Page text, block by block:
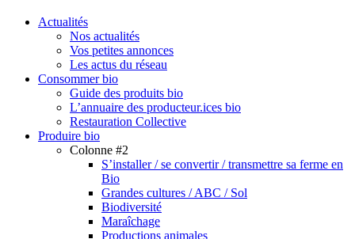
Close
Actualités
Nos actualités
Vos petites annonces
Les actus du réseau
Consommer bio
Guide des produits bio
L’annuaire des producteur.ices bio
Restauration Collective
Produire bio
Colonne #2
S’installer / se convertir / transmettre sa ferme en
Bio
Grandes cultures / ABC / Sol
Biodiversité
Maraîchage
Productions animales